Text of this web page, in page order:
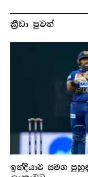
ක්‍රීඩා පුවත්
ඉන්දියාව සමග